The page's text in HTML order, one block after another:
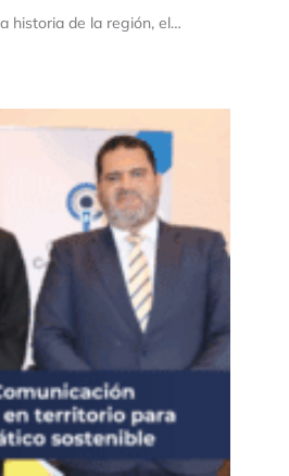
historia de la región, el…